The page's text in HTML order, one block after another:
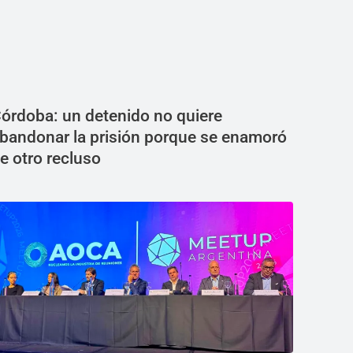
un detenido no quiere
la prisión porque se enamoró
otro recluso